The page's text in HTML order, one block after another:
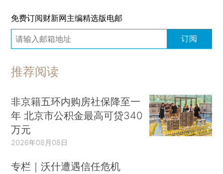
免费订阅财新网主编精选版电邮
订阅
推荐阅读
非京籍五环内购房社保降至一
年 北京市公积金最高可贷340
万元
2026年08月08日
专栏｜沃什遭遇信任危机